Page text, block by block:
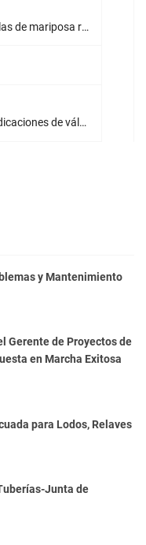
¿Por qué son tan populares las válvulas de mariposa revestidas de flúor?
¿Cuáles son la instalación y contraindicaciones de válvulas como válvulas de compuerta y válvulas de mariposa?
y Mantenimiento
Gerente de Proyectos de
en Marcha Exitosa
para Lodos, Relaves
Junta de